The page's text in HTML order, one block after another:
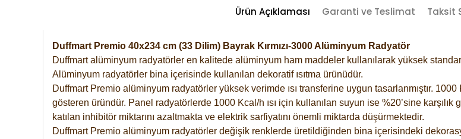
Ürün Açıklaması Garanti ve Teslimat Taksit
Duffmart Premio 40x234 cm (33 Dilim) Bayrak Kırmızı-3000 Alüminyum Radyatör
Duffmart alüminyum radyatörler en kalitede alüminyum ham maddeler kullanılarak yüksek
Alüminyum radyatörler bina içerisinde kullanılan dekoratif ısıtma ürünüdür.
Duffmart Premio alüminyum radyatörler yüksek verimde ısı transferine uygun tasarlanmıştır.
gösteren üründür. Panel radyatörlerde 1000 Kcal/h ısı için kullanılan suyun ise %20’sine karşılık
katılan inhibitör miktarını azaltmakta ve elektrik sarfiyatını önemli miktarda düşürmektedir.
Duffmart Premio alüminyum radyatörler değişik renklerde üretildiğinden bina içerisindeki